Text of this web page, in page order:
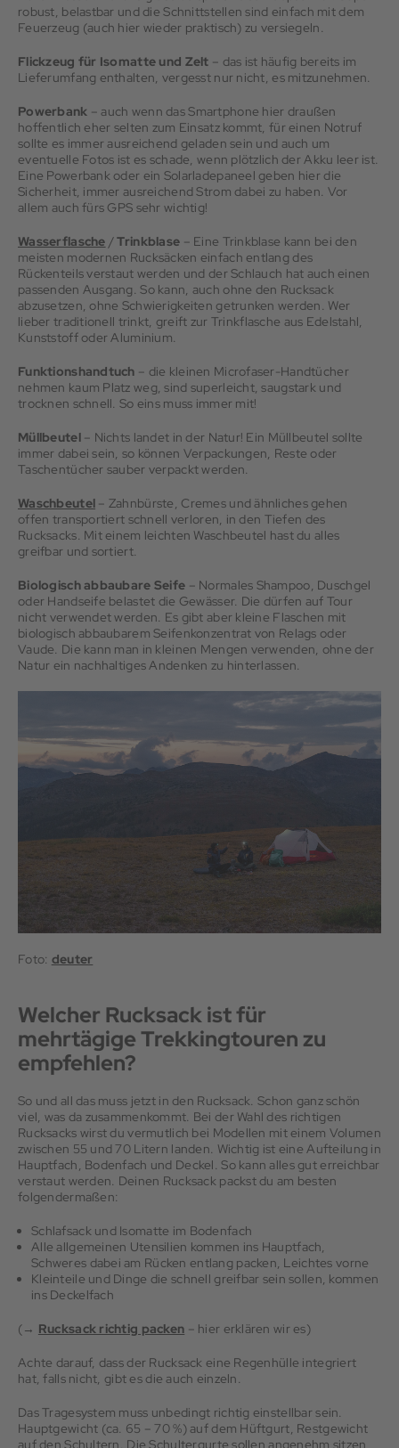
robust, belastbar und die Schnittstellen sind einfach mit dem
Feuerzeug (auch hier wieder praktisch) zu versiegeln.
Flickzeug für Isomatte und Zelt – das ist häufig bereits im
Lieferumfang enthalten, vergesst nur nicht, es mitzunehmen.
Powerbank – auch wenn das Smartphone hier draußen
hoffentlich eher selten zum Einsatz kommt, für einen Notruf
sollte es immer ausreichend geladen sein und auch um
eventuelle Fotos ist es schade, wenn plötzlich der Akku leer ist.
Eine Powerbank oder ein Solarladepaneel geben hier die
Sicherheit, immer ausreichend Strom dabei zu haben. Vor
allem auch fürs GPS sehr wichtig!
Wasserflasche /Trinkblase – Eine Trinkblase kann bei den
meisten modernen Rucksäcken einfach entlang des
Rückenteils verstaut werden und der Schlauch hat auch einen
passenden Ausgang. So kann, auch ohne den Rucksack
abzusetzen, ohne Schwierigkeiten getrunken werden. Wer
lieber traditionell trinkt, greift zur Trinkflasche aus Edelstahl,
Kunststoff oder Aluminium.
Funktionshandtuch – die kleinen Microfaser-Handtücher
nehmen kaum Platz weg, sind superleicht, saugstark und
trocknen schnell. So eins muss immer mit!
Müllbeutel– Nichts landet in der Natur! Ein Müllbeutel sollte
immer dabei sein, so können Verpackungen, Reste oder
Taschentücher sauber verpackt werden.
Waschbeutel – Zahnbürste, Cremes und ähnliches gehen
offen transportiert schnell verloren, in den Tiefen des
Rucksacks. Mit einem leichten Waschbeutel hast du alles
greifbar und sortiert.
Biologisch abbaubare Seife – Normales Shampoo, Duschgel
oder Handseife belastet die Gewässer. Die dürfen auf Tour
nicht verwendet werden. Es gibt aber kleine Flaschen mit
biologisch abbaubarem Seifenkonzentrat von Relags oder
Vaude. Die kann man in kleinen Mengen verwenden, ohne der
Natur ein nachhaltiges Andenken zu hinterlassen.
Foto: deuter
Welcher Rucksack ist für
mehrtägige Trekkingtouren zu
empfehlen?
So und all das muss jetzt in den Rucksack. Schon ganz schön
viel, was da zusammenkommt. Bei der Wahl des richtigen
Rucksacks wirst du vermutlich bei Modellen mit einem Volumen
zwischen 55 und 70 Litern landen. Wichtig ist eine Aufteilung in
Hauptfach, Bodenfach und Deckel. So kann alles gut erreichbar
verstaut werden. Deinen Rucksack packst du am besten
folgendermaßen:
Schlafsack und Isomatte im Bodenfach
Alle allgemeinen Utensilien kommen ins Hauptfach,
Schweres dabei am Rücken entlang packen, Leichtes vorne
Kleinteile und Dinge die schnell greifbar sein sollen, kommen
ins Deckelfach
(→ Rucksack richtig packen – hier erklären wir es)
Achte darauf, dass der Rucksack eine Regenhülle integriert
hat, falls nicht, gibt es die auch einzeln.
Das Tragesystem muss unbedingt richtig einstellbar sein.
Hauptgewicht (ca. 65 – 70 %) auf dem Hüftgurt, Restgewicht
auf den Schultern. Die Schultergurte sollen angenehm sitzen